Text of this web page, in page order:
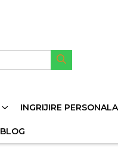
INGRIJIRE PERSONALA
BLOG